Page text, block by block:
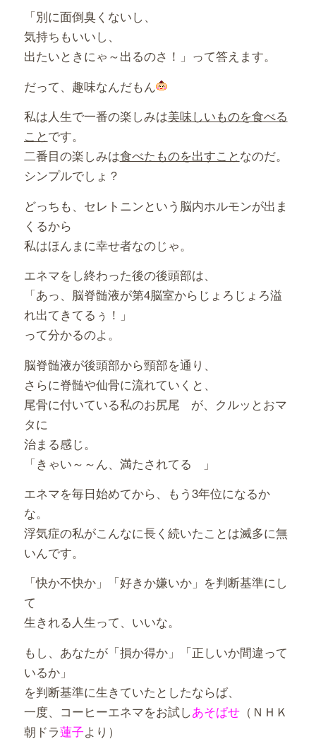
「別に面倒臭くないし、
気持ちもいいし、
出たいときにゃ～出るのさ！」って答えます。
だって、趣味なんだもん
私は人生で一番の楽しみは美味しいものを食べる
ことです。
二番目の楽しみは食べたものを出すことなのだ。
シンプルでしょ？
どっちも、セレトニンという脳内ホルモンが出ま
くるから
私はほんまに幸せ者なのじゃ。
エネマをし終わった後の後頭部は、
「あっ、脳脊髄液が第4脳室からじょろじょろ溢
れ出てきてるぅ！」
って分かるのよ。
脳脊髄液が後頭部から頸部を通り、
さらに脊髄や仙骨に流れていくと、
尾骨に付いている私のお尻尾
が、クルッとおマ
タに
治まる感じ。
「きゃい～～ん、満たされてる
」
エネマを毎日始めてから、もう3年位になるか
な。
浮気症の私がこんなに長く続いたことは滅多に無
いんです。
「快か不快か」「好きか嫌いか」を判断基準にし
て
生きれる人生って、いいな。
もし、あなたが「損か得か」「正しいか間違って
いるか」
を判断基準に生きていたとしたならば、
一度、コーヒーエネマをお試しあそばせ（ＮＨＫ
朝ドラ蓮子より）